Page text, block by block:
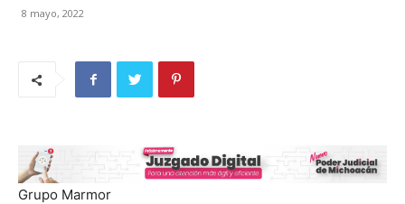
8 mayo, 2022
Grupo Marmor